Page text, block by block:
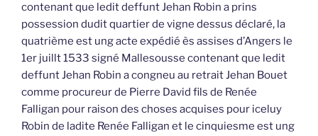
contenant que ledit deffunt Jehan Robin a prins
possession dudit quartier de vigne dessus déclaré, la
quatrième est ung acte expédié ès assises d’Angers le
1er juillt 1533 signé Mallesousse contenant que ledit
deffunt Jehan Robin a congneu au retrait Jehan Bouet
comme procureur de Pierre David fils de Renée
Falligan pour raison des choses acquises pour iceluy
Robin de ladite Renée Falligan et le cinquiesme est ung